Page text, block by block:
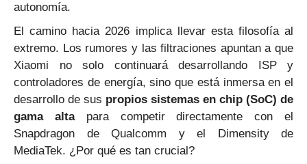
autonomía.
El camino hacia 2026 implica llevar esta filosofía al
extremo. Los rumores y las filtraciones apuntan a que
Xiaomi no solo continuará desarrollando ISP y
controladores de energía, sino que está inmersa en el
desarrollo de sus propios sistemas en chip (SoC) de
gama altapara competir directamente con el
Snapdragon de Qualcomm y el Dimensity de
MediaTek. ¿Por qué es tan crucial?